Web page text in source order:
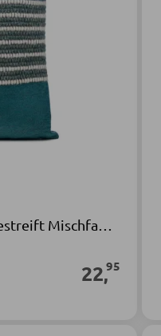
22,95